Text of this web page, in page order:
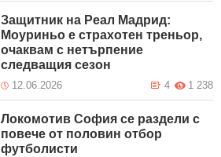
Защитник на Реал Мадрид:
Моуриньо е страхотен треньор,
очаквам с нетърпение
следващия сезон
12.06.2026 1 238
4
Локомотив София се раздели с
повече от половин отбор
футболисти